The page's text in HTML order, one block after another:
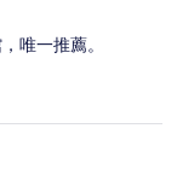
唯一推薦。